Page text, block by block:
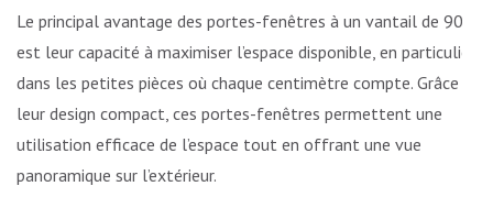
Le principal avantage des portes-fenêtres à un vantail de 90
est leur capacité à maximiser l’espace disponible, en particulier
dans les petites pièces où chaque centimètre compte. Grâce à
leur design compact, ces portes-fenêtres permettent une
utilisation efficace de l’espace tout en offrant une vue
panoramique sur l’extérieur.